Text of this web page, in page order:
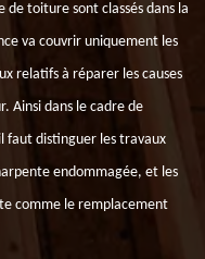
de toiture sont classés dans la
va couvrir uniquement les
relatifs à réparer les causes
Ainsi dans le cadre de
faut distinguer les travaux
endommagée, et les
comme le remplacement